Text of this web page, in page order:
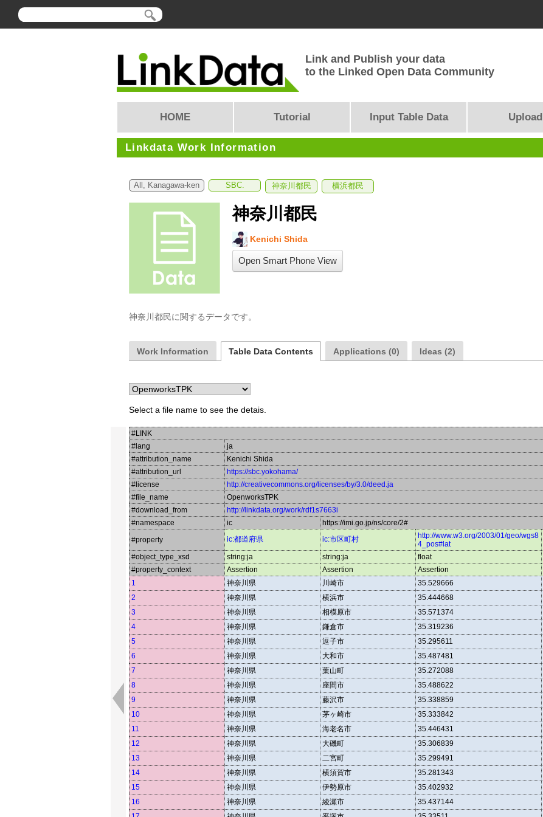
Link and Publish your data
to the Linked Open Data Community
HOME Tutorial Input Table Data Upload
Linkdata Work Information
All, Kanagawa-ken SBC. 神奈川都民 横浜都民
神奈川都民
Kenichi Shida
Open Smart Phone View
神奈川都民に関するデータです。
Work Information Table Data Contents Applications (0) Ideas (2)
Select a file name to see the detais.
#LINK
#lang
ja
#attribution_name
Kenichi Shida
#attribution_url
https://sbc.yokohama/
#license
http://creativecommons.org/licenses/by/3.0/deed.ja
#file_name
OpenworksTPK
#download_from
http://linkdata.org/work/rdf1s7663i
#namespace
ic
https://imi.go.jp/ns/core/2#
#property
ic:都道府県 ic:市区町村
http://www.w3.org/2003/01/geo/wgs8
4_pos#lat
#object_type_xsd string:ja string:ja float
#property_context
Assertion Assertion Assertion
1
神奈川県 川崎市 35.529666
2
神奈川県 横浜市 35.444668
3
神奈川県 相模原市 35.571374
4
神奈川県 鎌倉市 35.319236
5
神奈川県 逗子市 35.295611
6
神奈川県 大和市 35.487481
7
神奈川県 葉山町 35.272088
8
神奈川県 座間市 35.488622
9
神奈川県 藤沢市 35.338859
10
神奈川県 茅ヶ崎市 35.333842
11
神奈川県 海老名市 35.446431
12
神奈川県 大磯町 35.306839
13
神奈川県 二宮町 35.299491
14
神奈川県 横須賀市 35.281343
15
神奈川県 伊勢原市 35.402932
16
神奈川県 綾瀬市 35.437144